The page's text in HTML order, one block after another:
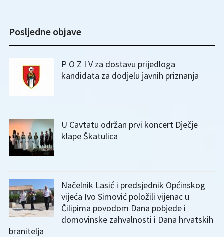
Posljedne objave
P O Z I V za dostavu prijedloga
kandidata za dodjelu javnih priznanja
U Cavtatu održan prvi koncert Dječje
klape Škatulica
Načelnik Lasić i predsjednik Općinskog
vijeća Ivo Simović položili vijenac u
Čilipima povodom Dana pobjede i
domovinske zahvalnosti i Dana hrvatskih
branitelja